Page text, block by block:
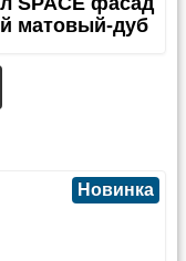
матовый-дуб
Новинка